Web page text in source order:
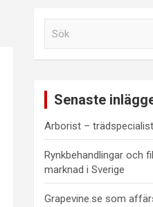
Senaste
Arborist –
Rynkbehandlingar och
marknad i Sverige
Grapevine.se som